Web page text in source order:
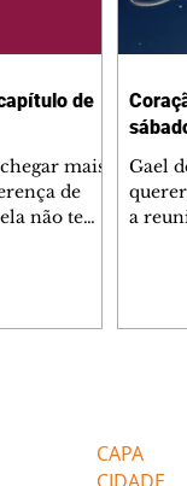
de
mais
de
não tem
de
Gael
a
CAPA